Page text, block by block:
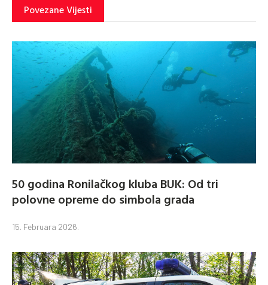
Povezane Vijesti
50 godina Ronilačkog kluba BUK: Od tri
polovne opreme do simbola grada
15. Februara 2026.